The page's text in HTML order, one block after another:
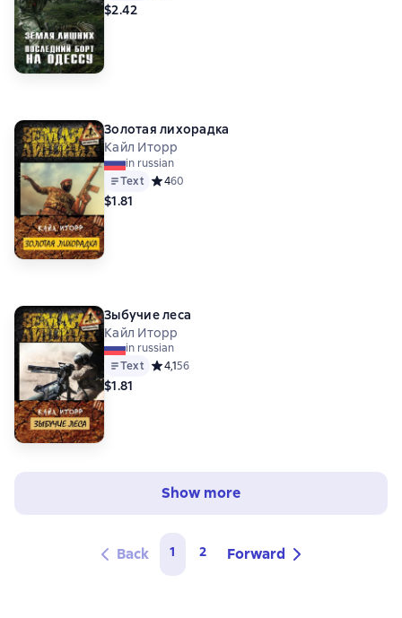
$2.42
Золотая лихорадка
Кайл Иторр
in russian
Text Средний рейтинг 4 на основе 60 оценок
460
$1.81
Зыбучие леса
Кайл Иторр
in russian
Text Средний рейтинг 4,1 на основе 56 оценок
4,156
$1.81
Show more
Back 1 2 Forward